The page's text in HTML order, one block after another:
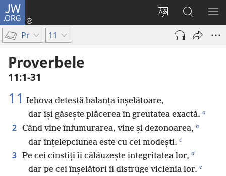
JW.ORG
Schimbaţi
limba
site-
Conectează-
deschide
Căutați
pe
JW.ORG
Pr 11
Proverbele
11:1-31
11 Iehova detestă balanța înșelătoare,
dar își găsește plăcerea în greutatea exactă. a
2 Când vine înfumurarea, vine și dezonoarea, b
dar înțelepciunea este cu cei modești. c
3 Pe cei cinstiți îi călăuzește integritatea lor, d
dar pe cei înșelători îi distruge viclenia lor. e